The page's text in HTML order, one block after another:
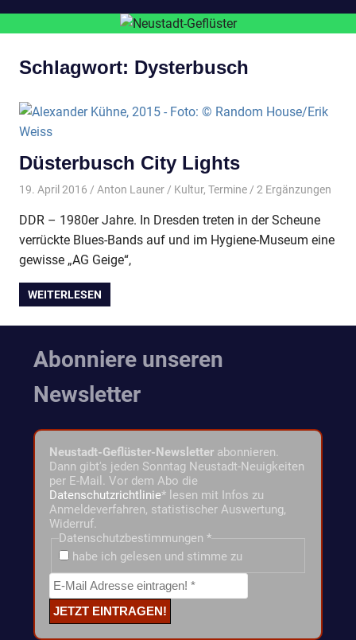
Schlagwort: Dysterbusch
Düsterbusch City Lights
19. April 2016 Anton Launer Kultur, Termine/ 2 Ergänzungen
DDR – 1980er Jahre. In Dresden treten in der Scheune
verrückte Blues-Bands auf und im Hygiene-Museum eine
gewisse „AG Geige“,
WEITERLESEN
Abonniere unseren
Newsletter
Neustadt-Geflüster-Newsletter abonnieren.
Dann gibt's jeden Sonntag Neustadt-Neuigkeiten
per E-Mail. Vor dem Abo die
Datenschutzrichtlinie* lesen mit Infos zu
Anmeldeverfahren, statistischer Auswertung,
Widerruf.
Datenschutzbestimmungen *
habe ich gelesen und stimme zu